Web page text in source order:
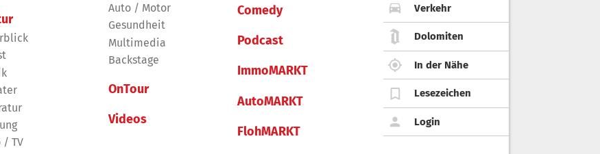
/ TV
Auto / Motor
Gesundheit
Multimedia
Backstage
OnTour
Videos
Comedy
Podcast
ImmoMARKT
AutoMARKT
FlohMARKT
Verkehr
Dolomiten
In der Nähe
Lesezeichen
Login